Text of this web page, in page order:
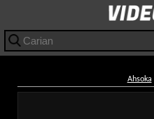
Ahsoka